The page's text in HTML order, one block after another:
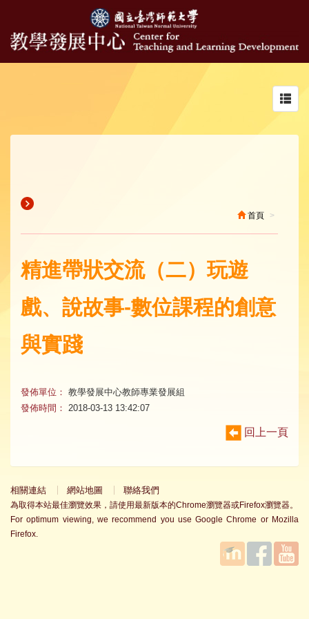
首頁
精進帶狀交流（二）玩遊
戲、說故事-數位課程的創意
與實踐
發佈單位： 教學發展中心教師專業發展組
發佈時間：
2018-03-13 13:42:07
回上一頁
相關連結 網站地圖 聯絡我們
為取得本站最佳瀏覽效果，請使用最新版本的Chrome瀏覽器或Firefox瀏覽器。
For optimum viewing, we recommend you use Google Chrome or Mozilla
Firefox.